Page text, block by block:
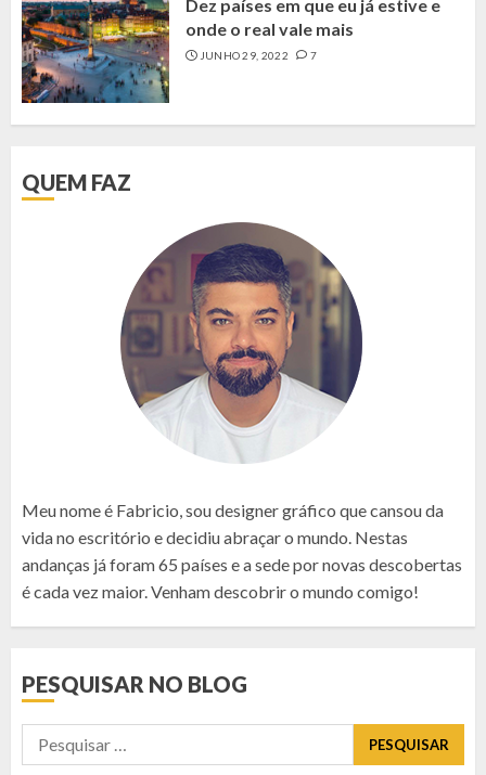
Dez países em que eu já estive e
onde o real vale mais
JUNHO 29, 2022 7
QUEM FAZ
Meu nome é Fabricio, sou designer gráfico que cansou da
vida no escritório e decidiu abraçar o mundo. Nestas
andanças já foram 65 países e a sede por novas descobertas
é cada vez maior. Venham descobrir o mundo comigo!
PESQUISAR NO BLOG
Pesquisar
por: